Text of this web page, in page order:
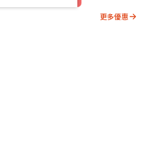
更多優惠